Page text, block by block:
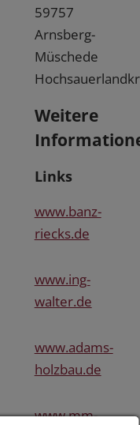
59757
Arnsberg-
Müschede
Weitere
Links
www.banz-
riecks.de
www.ing-
walter.de
www.adams-
holzbau.de
www.mm-